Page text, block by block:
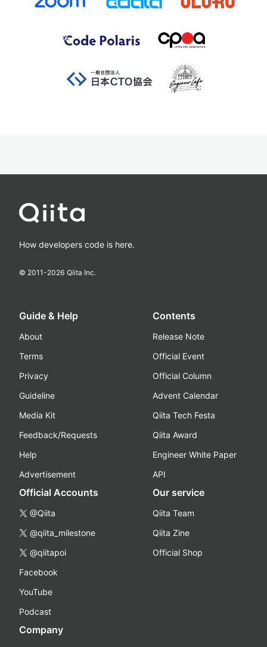
How developers code is here.
© 2011-2026 Qiita Inc.
Guide & Help
About
Terms
Privacy
Guideline
Media Kit
Feedback/Requests
Help
Advertisement
Contents
Release Note
Official Event
Official Column
Advent Calendar
Qiita Tech Festa
Qiita Award
Engineer White Paper
API
Official Accounts
@Qiita
@qiita_milestone
@qiitapoi
Facebook
YouTube
Podcast
Our service
Qiita Team
Qiita Zine
Official Shop
Company